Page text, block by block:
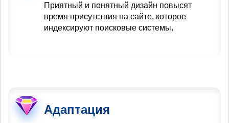
Приятный и понятный дизайн повысят
время присутствия на сайте, которое
индексируют поисковые системы.
Адаптация